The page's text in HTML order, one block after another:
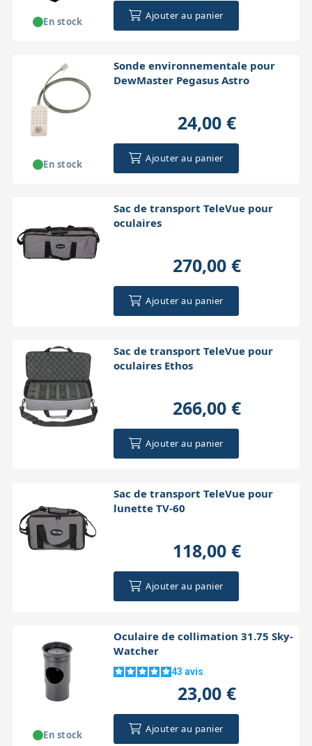
Ajouter au panier
En stock
Sonde environnementale pour
DewMaster Pegasus Astro
24,00 €
Ajouter au panier
En stock
Sac de transport TeleVue pour
oculaires
270,00 €
Ajouter au panier
Sac de transport TeleVue pour
oculaires Ethos
266,00 €
Ajouter au panier
Sac de transport TeleVue pour
lunette TV-60
118,00 €
Ajouter au panier
Oculaire de collimation 31.75 Sky-
Watcher
43 avis
23,00 €
Ajouter au panier
En stock